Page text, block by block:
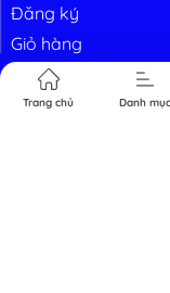
Đăng ký
Giỏ hàng
Thông tin liên
Trang chủ Danh mục